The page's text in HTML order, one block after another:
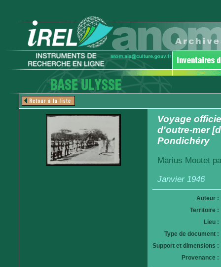
Voyage
d'outre-mer
Pondichéry
Marius Moutet
Janvier 1946
Auteur :
Territoire :
Lieu :
Type de document :
Support et dimensions :
Provenance :